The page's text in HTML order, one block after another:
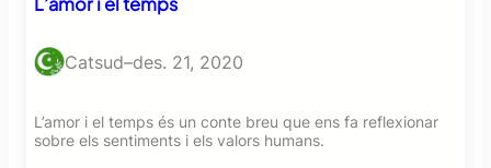
Catsud–des. 21, 2020
L’amor i el temps és un conte breu que ens fa reflexionar
sobre els sentiments i els valors humans.